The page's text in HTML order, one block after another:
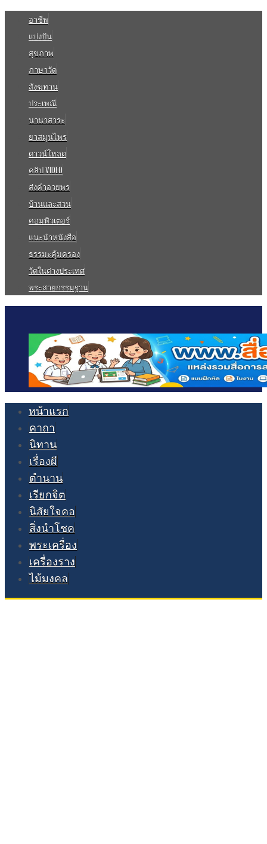
อาชีพ
แบ่งปัน
สุขภาพ
ภาษาวัด
สังฆทาน
ประเพณี
นานาสาระ
ยาสมุนไพร
ดาวน์โหลด
คลิป VIDEO
ส่งคำอวยพร
บ้านและสวน
คอมพิวเตอร์
แนะนำหนังสือ
ธรรมะคุ้มครอง
วัดในต่างประเทศ
พระสายกรรมฐาน
หน้าแรก
คาถา
นิทาน
เรื่องผี
ตำนาน
เรียกจิต
นิสัยใจคอ
สิ่งนำโชค
พระเครื่อง
เครื่องราง
ไม้มงคล